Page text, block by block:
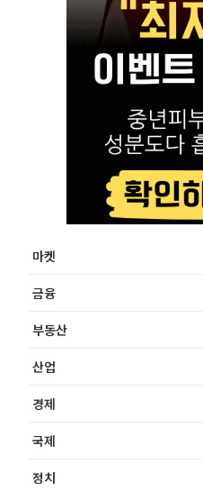
마켓
금융
부동산
산업
경제
국제
정치